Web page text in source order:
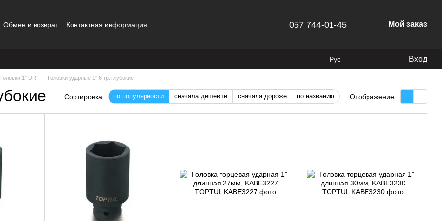
Обмен и возврат Контактная информация 057 744-01-45 Мой заказ
Рус Вход
Головки 1" DR Головки ударные 1" 6-гр. глубокие
Сортировка: по популярности сначала дешевле сначала дороже по названию Отображение: